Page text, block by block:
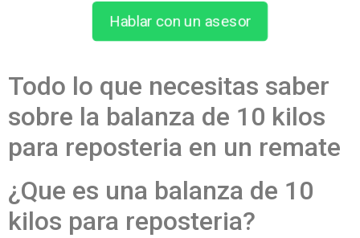
Hablar con un asesor
Todo lo que necesitas saber
sobre la balanza de 10 kilos
para reposteria en un remate
¿Que es una balanza de 10
kilos para reposteria?